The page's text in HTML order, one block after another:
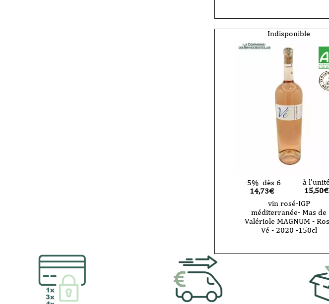
Indisponible
-5% dès 6
14,73€
à
15,50€
vin rosé-IGP
méditerranée- Mas de
Valériole MAGNUM -
Vé - 2020 -150cl